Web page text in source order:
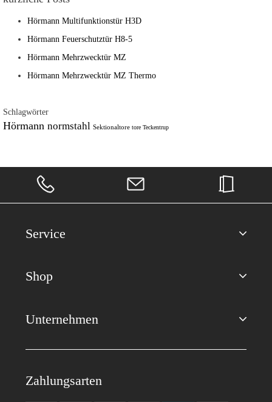
Hörmann Multifunktionstür H3D
Hörmann Feuerschutztür H8-5
Hörmann Mehrzwecktür MZ
Hörmann Mehrzwecktür MZ Thermo
Schlagwörter
Hörmann normstahl Sektionaltore tore Teckentrup
Service
Shop
Unternehmen
Zahlungsarten